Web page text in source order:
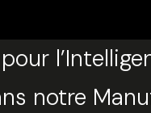
notre